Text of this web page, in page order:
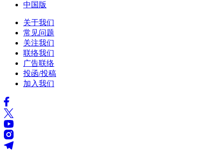
中国版
关于我们
常见问题
关注我们
联络我们
广告联络
投函/投稿
加入我们